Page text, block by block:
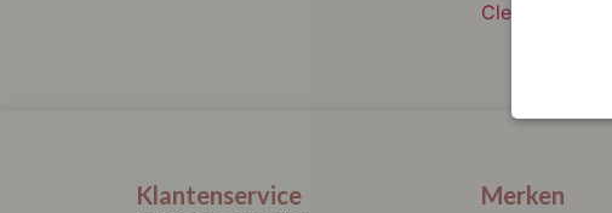
Clear
Klantenservice Merken